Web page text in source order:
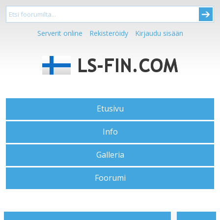
Serverit online Rekisteröidy Kirjaudu sisään
Etusivu
Info
Galleria
Foorumi